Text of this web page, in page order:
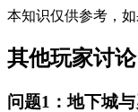
本知识仅供参考，
其他玩家讨论
问题1：地下城